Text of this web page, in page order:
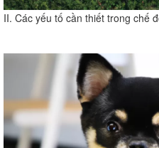
II. Các yếu tố cần thiết trong chế